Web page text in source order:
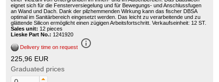
eignet sich für die Fensterversiegelung und für Bewegungs- und Anschlussfugen
an Wand und Dach. Dank der pilzhemmenden Wirkung kann das fischer DBSA
optimal im Sanitärbereich eingesetzt werden. Das leicht zu verarbeitende und zu
glättende Silicon ermöglicht einen zügigen Arbeitsfortschritt. Verkaufseinheit: 12 ST.
Sales unit: 12 pieces
Lieske Part No.: 1241920
Delivery time on request info_outline
225,96 EUR
Graduated prices